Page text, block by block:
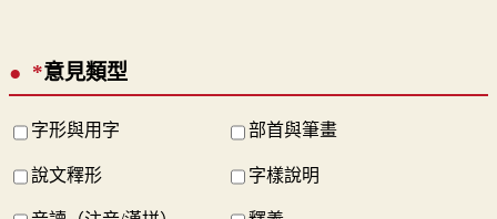
*意見類型
字形與用字 部首與筆畫
說文釋形 字樣說明